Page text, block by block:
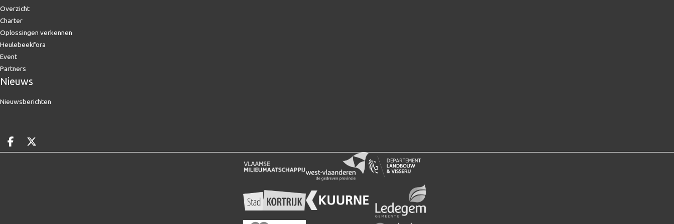
Overzicht
Charter
Oplossingen verkennen
Heulebeekfora
Event
Partners
Nieuws
Nieuwsberichten
Deel op facebook
Deel op X